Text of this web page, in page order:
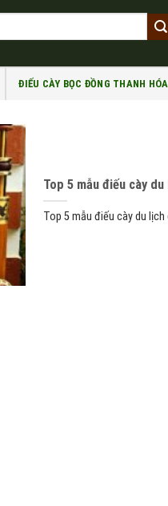
ĐIẾU CÀY BỌC ĐỒNG THANH HÓA
Top 5 mẫu điếu cày
Top 5 mẫu điếu cày du